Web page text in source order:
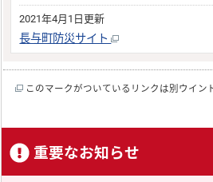
2021年4月1日更新
長与町防災サイト
このマークがついているリンクは別ウイン
重要なお知らせ